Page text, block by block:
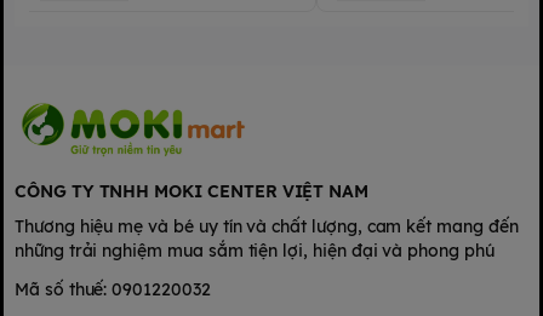
CÔNG TY TNHH MOKI CENTER VIỆT NAM
Thương hiệu mẹ và bé uy tín và chất lượng, cam kết mang đến
những trải nghiệm mua sắm tiện lợi, hiện đại và phong phú
Mã số thuế: 0901220032